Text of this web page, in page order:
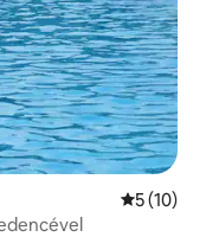
Átlagos
5 (10)